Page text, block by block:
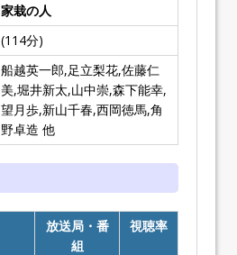
家栽の人
(114分)
船越英一郎,足立梨花,佐藤仁
美,堀井新太,山中崇,森下能幸,
望月歩,新山千春,西岡徳馬,角
野卓造 他
放送局・番
組
視聴率